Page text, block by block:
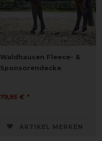
Waldhausen Fleece- &
Sponsorendecke
79,95 € *
ARTIKEL MERKEN